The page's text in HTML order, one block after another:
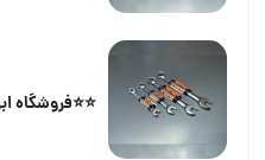
⭐️⭐️فروشگاه